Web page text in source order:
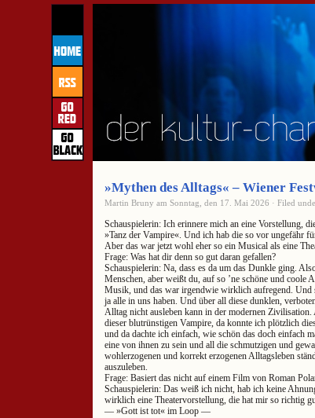
»Mythen des Alltags« – Wiener
Martin Bruny am Sonntag, den 17. Mai 2026 · Filed
Schauspielerin: Ich erinnere mich an eine Vorstellung,
»Tanz der Vampire«. Und ich hab die so vor ungefähr
Aber das war jetzt wohl eher so ein Musical als eine
Frage: Was hat dir denn so gut daran gefallen?
Schauspielerin: Na, dass es da um das Dunkle ging.
Menschen, aber weißt du, auf so ’ne schöne und coole
Musik, und das war irgendwie wirklich aufregend. Und
ja alle in uns haben. Und über all diese dunklen,
Alltag nicht ausleben kann in der modernen
dieser blutrünstigen Vampire, da konnte ich plötzlich
und da dachte ich einfach, wie schön das doch einfach
eine von ihnen zu sein und all die schmutzigen und
wohlerzogenen und korrekt erzogenen Alltagsleben
auszuleben.
Frage: Basiert das nicht auf einem Film von Roman
Schauspielerin: Das weiß ich nicht, hab ich keine
wirklich eine Theatervorstellung, die hat mir so richtig
— »Gott ist tot« im Loop —